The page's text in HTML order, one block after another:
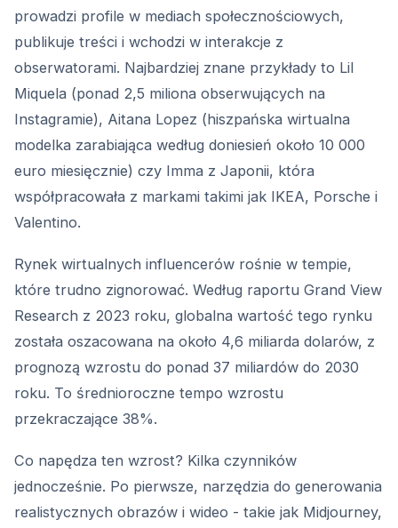
prowadzi profile w mediach społecznościowych,
publikuje treści i wchodzi w interakcje z
obserwatorami. Najbardziej znane przykłady to Lil
Miquela (ponad 2,5 miliona obserwujących na
Instagramie), Aitana Lopez (hiszpańska wirtualna
modelka zarabiająca według doniesień około 10 000
euro miesięcznie) czy Imma z Japonii, która
współpracowała z markami takimi jak IKEA, Porsche i
Valentino.
Rynek wirtualnych influencerów rośnie w tempie,
które trudno zignorować. Według raportu Grand View
Research z 2023 roku, globalna wartość tego rynku
została oszacowana na około 4,6 miliarda dolarów, z
prognozą wzrostu do ponad 37 miliardów do 2030
roku. To średnioroczne tempo wzrostu
przekraczające 38%.
Co napędza ten wzrost? Kilka czynników
jednocześnie. Po pierwsze, narzędzia do generowania
realistycznych obrazów i wideo - takie jak Midjourney,